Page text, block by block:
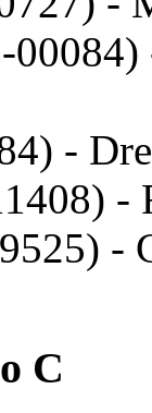
-
-
-
C